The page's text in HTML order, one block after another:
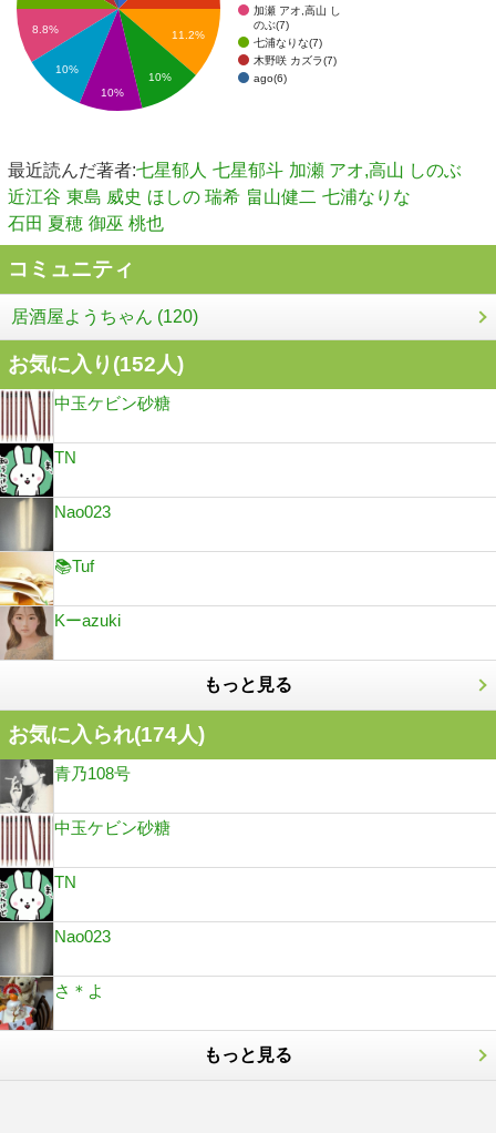
加瀬 アオ,高山 し
のぶ(7)
七浦なりな(7)
木野咲 カズラ(7)
ago(6)
11.2%
10%
8.8%
10%
10%
最近読んだ著者:七星郁人 七星郁斗 加瀬 アオ,高山 しのぶ
近江谷 東島 威史 ほしの 瑞希 畠山健二 七浦なりな
石田 夏穂 御巫 桃也
コミュニティ
居酒屋ようちゃん (120)
お気に入り(152人)
中玉ケビン砂糖
TN
Nao023
📚Tuf
Kーazuki
もっと見る
お気に入られ(174人)
青乃108号
中玉ケビン砂糖
TN
Nao023
さ＊よ
もっと見る